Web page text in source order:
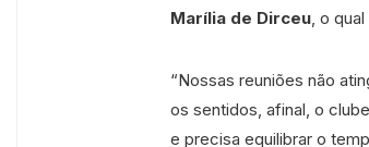
Marília de Dirceu, o
“Nossas reuniões não
os sentidos, afinal, o
e precisa equilibrar o